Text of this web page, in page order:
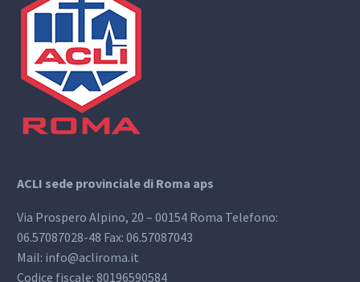
ACLI sede provinciale di Roma aps
Via Prospero Alpino, 20 – 00154 Roma Telefono:
06.57087028-48 Fax: 06.57087043
Mail: info@acliroma.it
Codice fiscale: 80196590584